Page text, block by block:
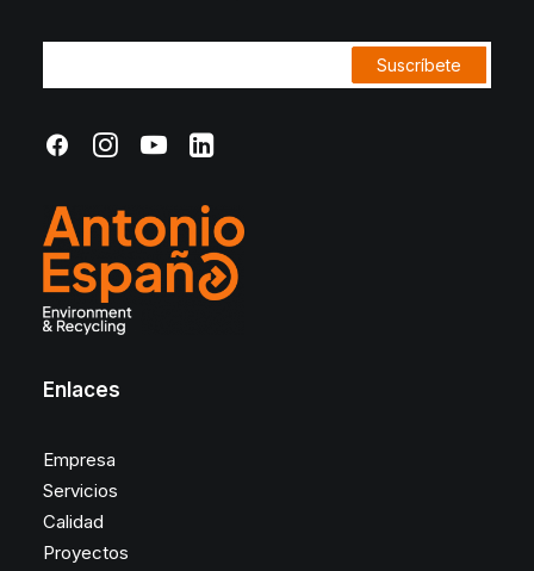
Enlaces
Empresa
Servicios
Calidad
Proyectos